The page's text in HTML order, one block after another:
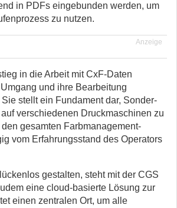
in PDFs eingebunden werden, um
zu nutzen.
Anzeige
in die Arbeit mit CxF-Daten
und ihre Bearbeitung
stellt ein Fundament dar, Sonder-
verschiedenen Druckmaschinen zu
gesamten Farbmanagement-
vom Erfahrungsstand des Operators
gestalten, steht mit der CGS
eine cloud-basierte Lösung zur
einen zentralen Ort, um alle